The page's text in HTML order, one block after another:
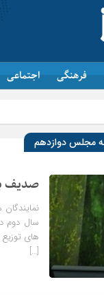
فرهنگی اجتماعی
مجلس دوازدهم
صدیف
سال دوم
[…]